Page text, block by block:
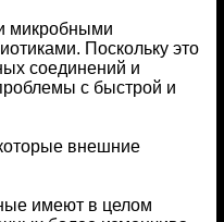
микробными
Поскольку это
соединений и
с быстрой и
внешние
имеют в целом